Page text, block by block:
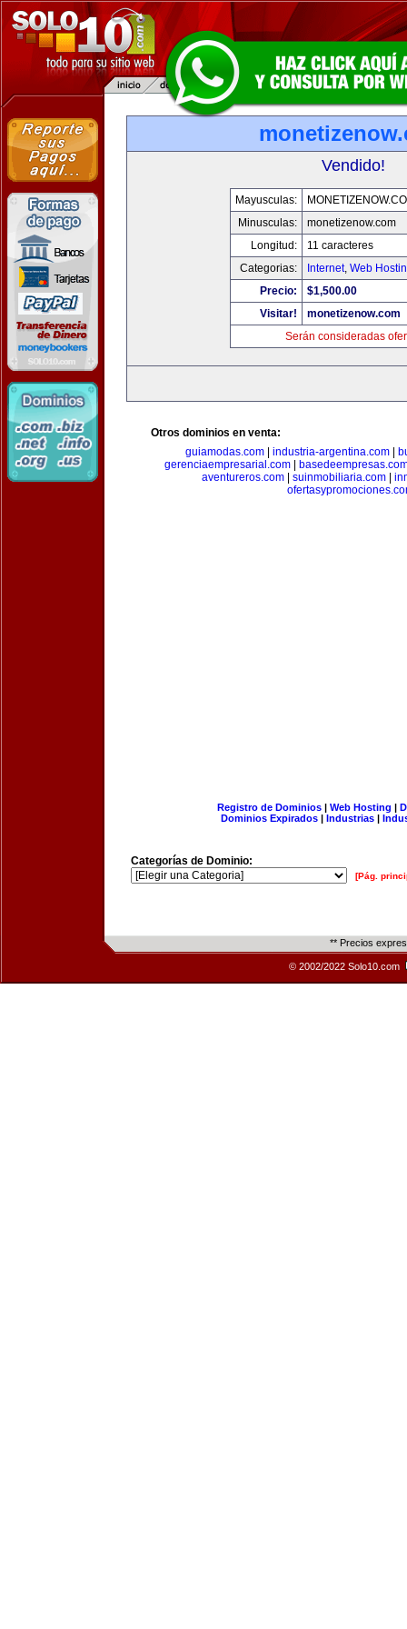
Vendido!
Mayusculas:
Minusculas:
monetizenow.com
Longitud:
11 caracteres
Categorias:
Internet, Web
Precio:
$1,500.00
Visitar!
monetizenow.com
Serán consideradas
Otros dominios en venta:
guiamodas.com| industria-argentina.com|
gerenciaempresarial.com|
aventureros.com| suinmobiliaria.com|
Registro de Dominios| Web Hosting |
Dominios Expirados | Industrias |
Categorías de Dominio:
[Pág.
** Precios
© 2002/2022 Solo10.com